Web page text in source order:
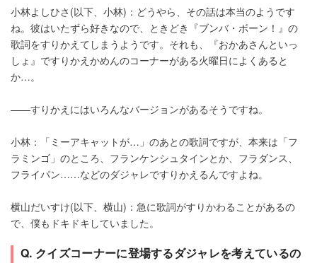
小林よしひさ(以下、小林)：どうやら、その話は本当のようです
ね。彼はいたずら好きなので、ときどき『ブンバ・ボーン！』の
歌詞をすりかえてしまうようです。それも、『おかあさんといっ
しょ』ですりかえかめんのコーナーがある火曜日によくあると
か…。
――すりかえにはいろんなバージョンがあるそうですね。
小林：「ミーアキャットが…」のあとの歌詞ですが、本来は「フ
ラミンゴ」のところ、フランケンシュタインとか、フラダンス、
フライパン……などのダジャレですりかえるんですよね。
横山だいすけ(以下、横山)：急に歌詞がすりかわることがあるの
で、僕もドキドキしていました。
Q. クイズコーナーに登場するダジャレを考えているの